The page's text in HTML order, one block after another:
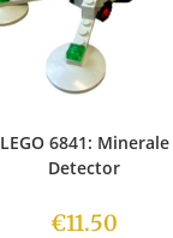
LEGO 6841: Minerale
Detector
€11.50